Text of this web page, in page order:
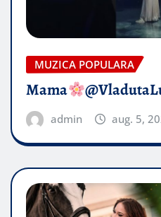
MUZICA POPULARA
Mama
admin aug. 5,